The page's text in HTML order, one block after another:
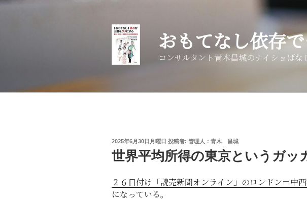
コ
キ
おもてなし依存
コンサルタント青木昌城のナイショばな
投
稿
日:
2025年6月30日月曜日 投稿者: 管理人：青木 昌城
世界平均所得の東京というガッ
２６日付け「読売新聞オンライン」のロンドン＝中
になっている。